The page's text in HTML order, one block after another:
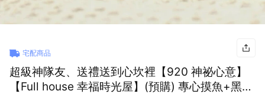
宅配商品
超級神隊友、送禮送到心坎裡【920 神祕心意】
【Full house 幸福時光屋】(預購) 專心摸魚+黑色